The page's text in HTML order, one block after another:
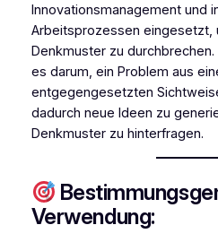
Innovationsmanagement und
Arbeitsprozessen eingesetzt,
Denkmuster zu
es darum, ein Problem aus
entgegengesetzten
dadurch neue Ideen zu
Denkmuster zu hinterfragen.
Verwendung: